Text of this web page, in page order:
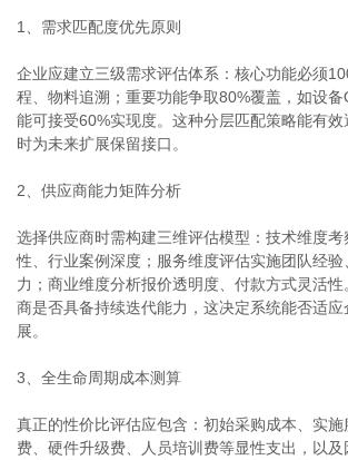
1、需求匹配度优先原则
企业应建立三级需求评估体系：核心功能必须
程、物料追溯；重要功能争取80%覆盖，如设备
能可接受60%实现度。这种分层匹配策略能有效
时为未来扩展保留接口。
2、供应商能力矩阵分析
选择供应商时需构建三维评估模型：技术维度
性、行业案例深度；服务维度评估实施团队经
力；商业维度分析报价透明度、付款方式灵活
商是否具备持续迭代能力，这决定系统能否适
展。
3、全生命周期成本测算
真正的性价比评估应包含：初始采购成本、实
费、硬件升级费、人员培训费等显性支出，以